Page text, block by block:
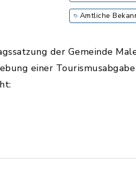
Amtliche
der Gemeinde
einer